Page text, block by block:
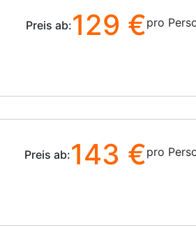
Preis ab:129 €pro
Preis ab:143 €pro